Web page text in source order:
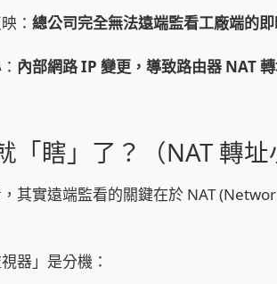
： 總公司完全無法遠端監看工廠端的即
內部網路 IP 變更，導致路由器 NAT 轉
瞎」了？（NAT 轉址
其實遠端監看的關鍵在於 NAT
器」是分機：